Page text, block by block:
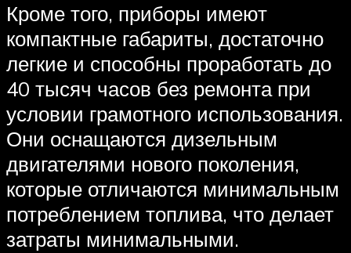
Кроме того, приборы имеют
компактные габариты, достаточно
легкие и способны проработать до
40 тысяч часов без ремонта при
условии грамотного использования.
Они оснащаются дизельным
двигателями нового поколения,
которые отличаются минимальным
потреблением топлива, что делает
затраты минимальными.